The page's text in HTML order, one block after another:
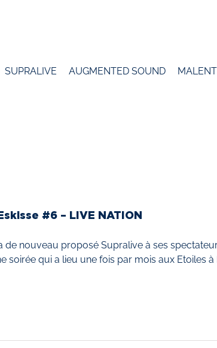
SUPRALIVE AUGMENTED SOUND
#6 – LIVE NATION
de nouveau proposé Supralive à ses
soirée qui a lieu une fois par mois aux Etoiles à